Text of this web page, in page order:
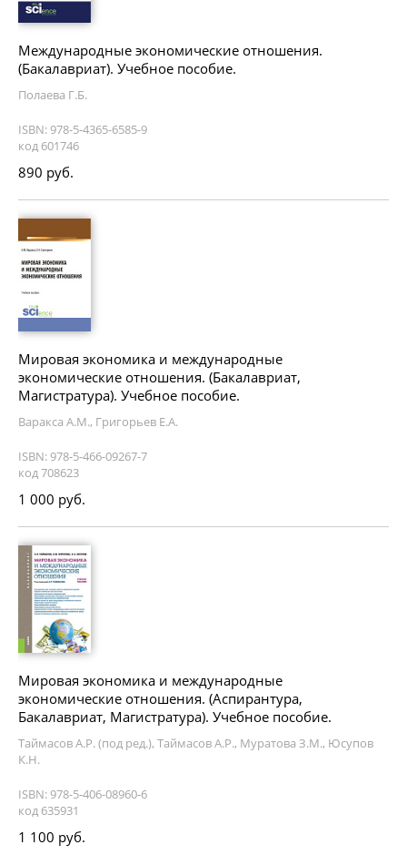
Международные экономические отношения.
(Бакалавриат). Учебное пособие.
Полаева Г.Б.
ISBN: 978-5-4365-6585-9
код 601746
890 руб.
Мировая экономика и международные
экономические отношения. (Бакалавриат,
Магистратура). Учебное пособие.
Варакса А.М., Григорьев Е.А.
ISBN: 978-5-466-09267-7
код 708623
1 000 руб.
Мировая экономика и международные
экономические отношения. (Аспирантура,
Бакалавриат, Магистратура). Учебное пособие.
Таймасов А.Р. (под ред.), Таймасов А.Р., Муратова З.М., Юсупов
К.Н.
ISBN: 978-5-406-08960-6
код 635931
1 100 руб.